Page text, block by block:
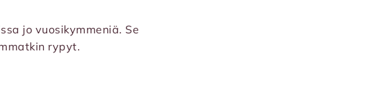
jo vuosikymmeniä. Se
rypyt.